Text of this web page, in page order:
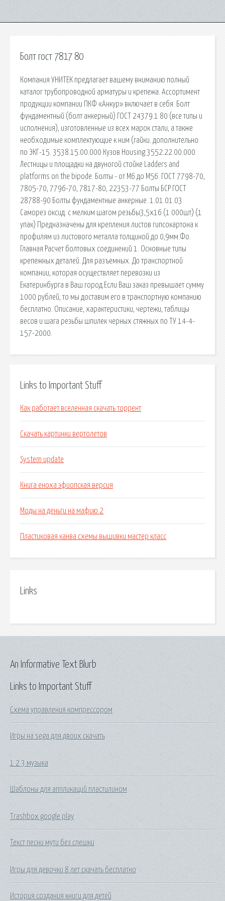
Болт гост 7817 80
Компания УНИТЕК предлагает вашему вниманию полный
каталог трубопроводной арматуры и крепежа. Ассортимент
продукции компании ПКФ «Анкур» включает в себя. Болт
фундаментный (болт анкерный) ГОСТ 24379.1 80 (все типы и
исполнения), изготовленные из всех марок стали, а также
необходимые комплектующие к ним (гайки. дополнительно
по ЭКГ-15. 3538.15.00.000 Кузов Housing 3552.22.00.000
Лестницы и площадки на двуногой стойке Ladders and
platforms on the bipode. Болты - от М6 до М56. ГОСТ 7798-70,
7805-70, 7796-70, 7817-80, 22353-77 Болты БСР ГОСТ
28788-90 Болты фундаментные анкерные. 1.01.01.03
Саморез оксид. с мелким шагом резьбы3,5х16 (1 000шт) (1
упак) Предназначены для крепления листов гипсокартона к
профилям из листового металла толщиной до 0,9мм.Фо.
Главная Расчет болтовых соединений 1. Основные типы
крепежных деталей. Для разъемных. До транспортной
компании, которая осуществляет перевозки из
Екатеринбурга в Ваш город.Если Ваш заказ превышает сумму
1000 рублей, то мы доставим его в транспортную компанию
бесплатно. Описание, характеристики, чертежи, таблицы
весов и шага резьбы шпилек черных стяжных по ТУ 14-4-
157-2000.
Links to Important Stuff
Как работает вселенная скачать торрент
Скачать картинки вертолетов
System update
Книга еноха эфиопская версия
Моды на деньги на мафию 2
Пластиковая канва схемы вышивки мастер класс
Links
Links to Important Stuff
Схема управления компрессором
Игры на sega для двоих скачать
1 2 3 музыка
Шаблоны для аппликаций пластилином
Trashbox google play
Текст песни мути без спешки
Игры для девочки 8 лет скачать бесплатно
История создания книги для детей
An Informative Text Blurb